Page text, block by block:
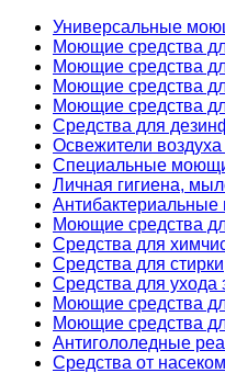
Универсальные
Моющие средства
Моющие средства
Моющие средства
Моющие средства
Средства для
Освежители
Специальные
Личная гигиена,
Антибактериальные
Моющие средства
Средства для
Средства для стирки
Средства для ухода
Моющие средства
Моющие средства
Антигололедные
Средства от